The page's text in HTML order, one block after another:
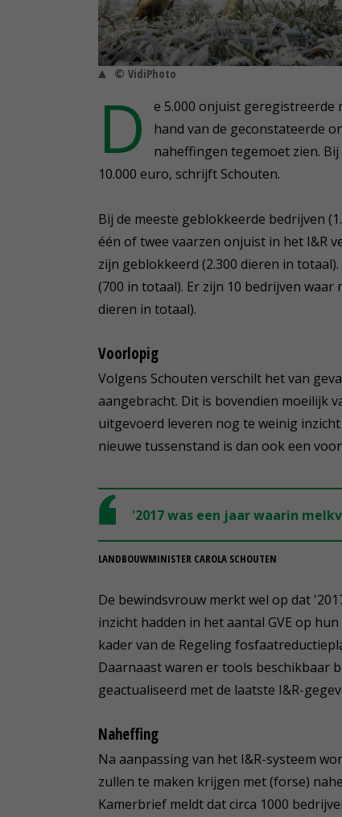
© VidiPhoto
D
e 5.000 onjuist geregistreerde
hand van de geconstateerde
naheffingen tegemoet zien.
10.000 euro, schrijft Schouten.
Bij de meeste geblokkeerde bedrijven
één of twee vaarzen onjuist in het I&R
zijn geblokkeerd (2.300 dieren in
(700 in totaal). Er zijn 10 bedrijven
dieren in totaal).
Voorlopig
Volgens Schouten verschilt het van
aangebracht. Dit is bovendien moeilijk
uitgevoerd leveren nog te weinig
nieuwe tussenstand is dan ook een
'2017 was een jaar waarin
LANDBOUWMINISTER CAROLA SCHOUTEN
De bewindsvrouw merkt wel op dat
inzicht hadden in het aantal GVE op
kader van de Regeling
Daarnaast waren er tools beschikbaar
geactualiseerd met de laatste I&R-
Naheffing
Na aanpassing van het I&R-systeem
zullen te maken krijgen met (forse)
Kamerbrief meldt dat circa 1000